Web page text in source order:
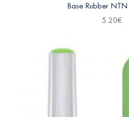
Base Rubber NTN
5.20€